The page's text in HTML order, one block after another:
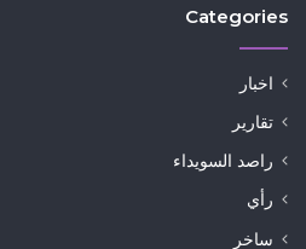
Categories
اخبار
تقارير
راصد السويداء
رأي
ساخر